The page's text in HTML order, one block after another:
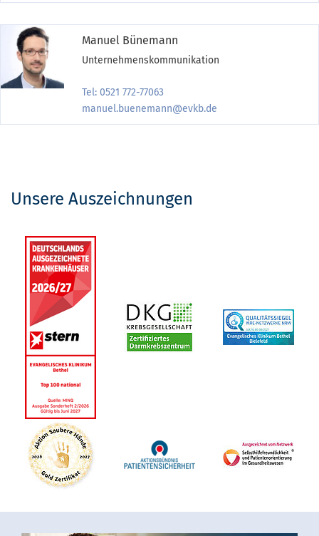
Manuel Bünemann
Unternehmenskommunikation
Tel: 0521 772-77063
manuel.buenemann@evkb.de
Unsere Auszeichnungen